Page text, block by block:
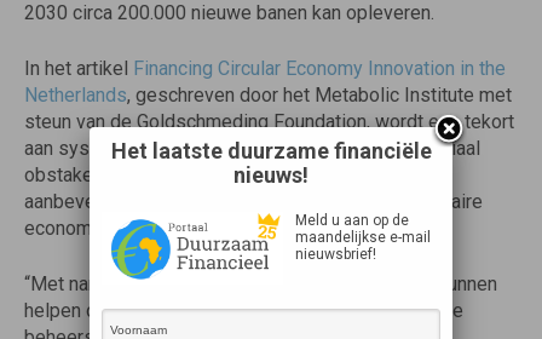
2030 circa 200.000 nieuwe banen kan opleveren.
In het artikel Financing Circular Economy Innovation in the
Netherlands, geschreven door het Metabolic Institute met
steun van de Goldschmeding Foundation, wordt een tekort
aan systemische samenwerking genoemd als cruciaal
obstakel voor circulaire innovatie. Het artikel doet
aanbevelingen voor nieuwe methoden om de circulaire
economie in Nederland te financieren.
“Met name gemengde financieringsinstrumenten kunnen
helpen om de risico’s rond de circulaire economie te
Het laatste duurzame financiële
nieuws!
Meld u aan op de
maandelijkse e-mail
nieuwsbrief!